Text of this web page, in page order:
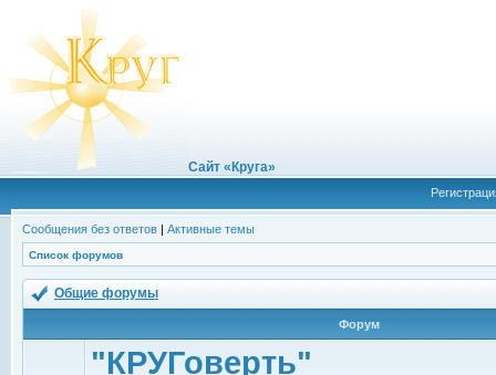
Сайт «Круга»
Сообщения без ответов | Активные темы
Список форумов
Общие форумы
Форум
"КРУГоверть"